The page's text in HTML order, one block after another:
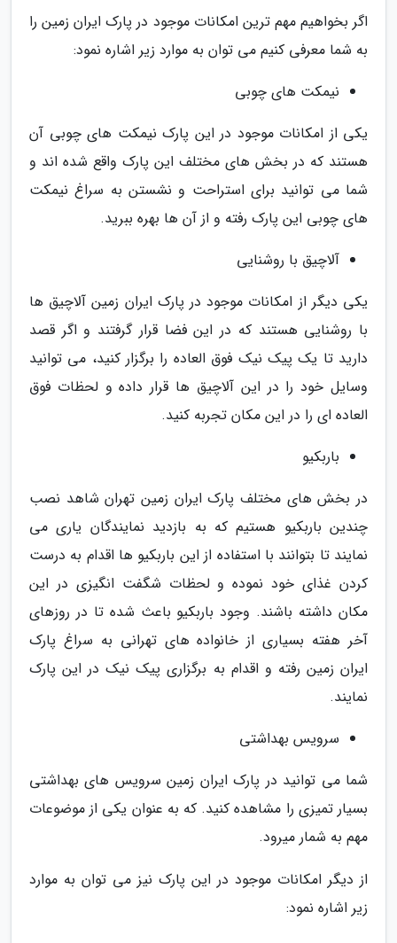
اگر بخواهیم مهم ترین امکانات موجود در پارک ایران زمین را
به شما معرفی کنیم می توان به موارد زیر اشاره نمود:
نیمکت های چوبی
یکی از امکانات موجود در این پارک نیمکت های چوبی آن
هستند که در بخش های مختلف این پارک واقع شده اند و
شما می توانید برای استراحت و نشستن به سراغ نیمکت
های چوبی این پارک رفته و از آن ها بهره ببرید.
آلاچیق با روشنایی
یکی دیگر از امکانات موجود در پارک ایران زمین آلاچیق ها
با روشنایی هستند که در این فضا قرار گرفتند و اگر قصد
دارید تا یک پیک نیک فوق العاده را برگزار کنید، می توانید
وسایل خود را در این آلاچیق ها قرار داده و لحظات فوق
العاده ای را در این مکان تجربه کنید.
باربکیو
در بخش های مختلف پارک ایران زمین تهران شاهد نصب
چندین باربکیو هستیم که به بازدید نمایندگان یاری می
نمایند تا بتوانند با استفاده از این باربکیو ها اقدام به درست
کردن غذای خود نموده و لحظات شگفت انگیزی در این
مکان داشته باشند. وجود باربکیو باعث شده تا در روزهای
آخر هفته بسیاری از خانواده های تهرانی به سراغ پارک
ایران زمین رفته و اقدام به برگزاری پیک نیک در این پارک
نمایند.
سرویس بهداشتی
شما می توانید در پارک ایران زمین سرویس های بهداشتی
بسیار تمیزی را مشاهده کنید. که به عنوان یکی از موضوعات
مهم به شمار میرود.
از دیگر امکانات موجود در این پارک نیز می توان به موارد
زیر اشاره نمود: